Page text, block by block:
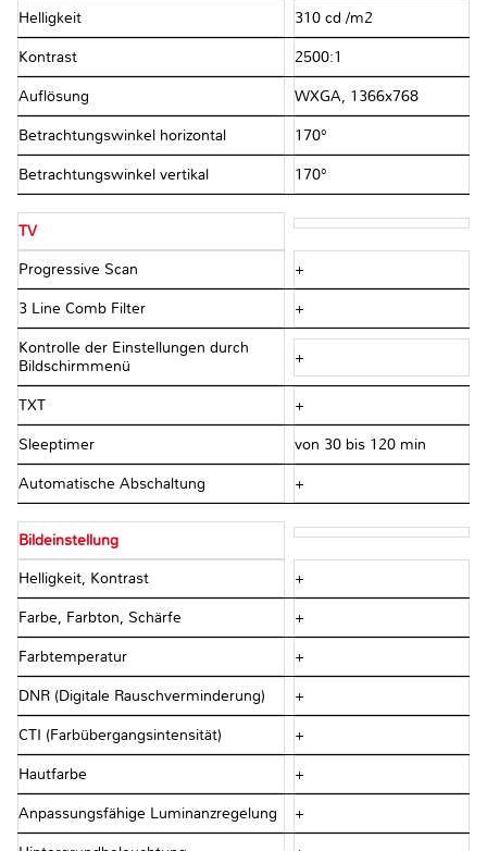
Helligkeit 310 cd /m2
Kontrast 2500:1
Auflösung WXGA, 1366x768
Betrachtungswinkel horizontal 170°
Betrachtungswinkel vertikal 170°
TV
Progressive Scan +
3 Line Comb Filter +
Kontrolle der Einstellungen durch
Bildschirmmenü
+
TXT +
Sleeptimer von 30 bis 120 min
Automatische Abschaltung +
Bildeinstellung
Helligkeit, Kontrast +
Farbe, Farbton, Schärfe +
Farbtemperatur +
DNR (Digitale Rauschverminderung) +
CTI (Farbübergangsintensität) +
Hautfarbe +
Anpassungsfähige Luminanzregelung +